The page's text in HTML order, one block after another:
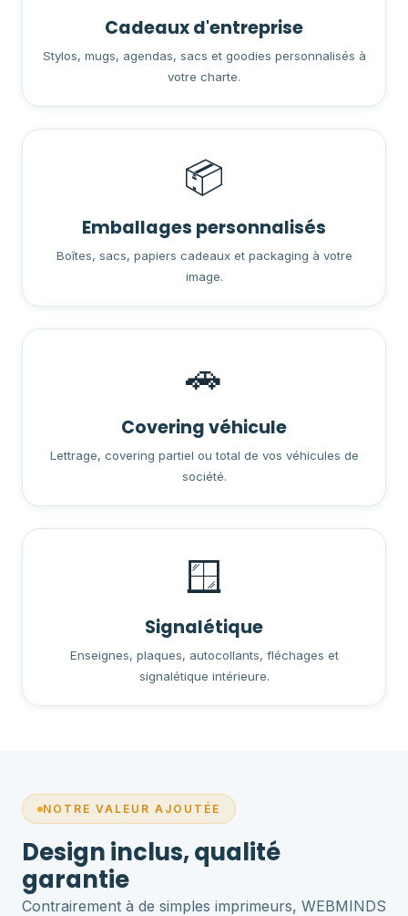
Cadeaux d'entreprise
Stylos, mugs, agendas, sacs et goodies personnalisés à
votre charte.
📦
Emballages personnalisés
Boîtes, sacs, papiers cadeaux et packaging à votre
image.
🚗
Covering véhicule
Lettrage, covering partiel ou total de vos véhicules de
société.
🪟
Signalétique
Enseignes, plaques, autocollants, fléchages et
signalétique intérieure.
NOTRE VALEUR AJOUTÉE
Design inclus, qualité
garantie
Contrairement à de simples imprimeurs, WEBMINDS